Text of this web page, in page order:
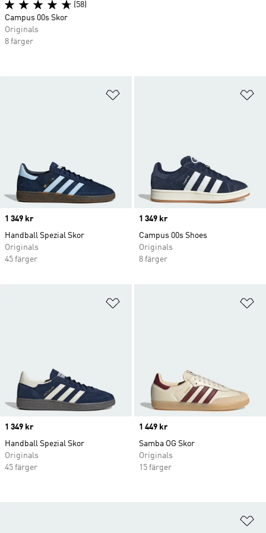
Price
1 349 kr
Handball Spezial Skor
Originals
45 färger
Price
1 349 kr
Campus 00s Shoes
Originals
8 färger
Price
1 349 kr
Handball Spezial Skor
Originals
45 färger
Price
1 449 kr
Samba OG Skor
Originals
15 färger
(58)
Campus 00s Skor
Originals
8 färger